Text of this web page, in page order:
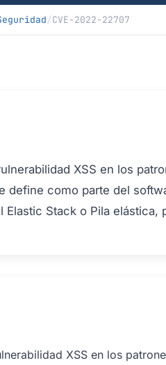
/CVE-2022-22707
XSS en los
define como parte del
Elastic Stack o Pila elástica,
XSS en los